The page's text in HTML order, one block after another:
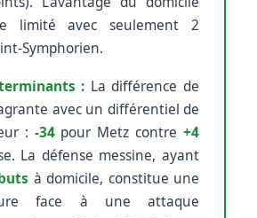
limité avec seulement 2
Symphorien.
: La différence de
avec un différentiel de
: -34pour Metz contre+4
La défense messine, ayant
à domicile, constitue une
face à une attaque